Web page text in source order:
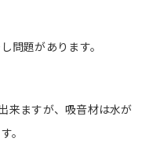
問題があります。
来ますが、吸音材は水が
。